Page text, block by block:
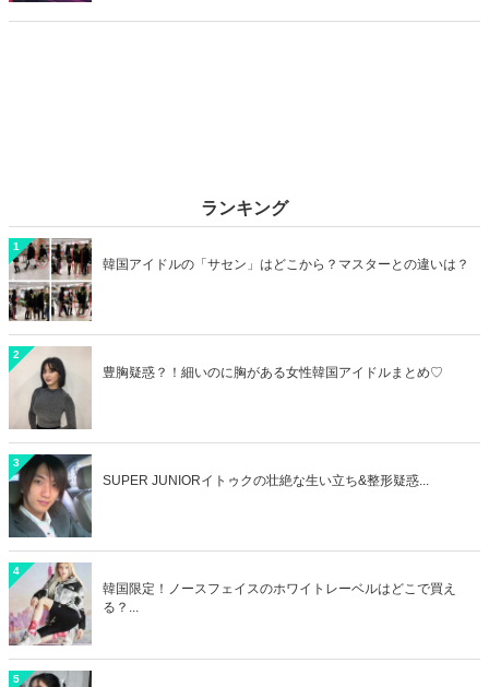
ランキング
1
韓国アイドルの「サセン」はどこから？マスターとの違いは？
2
豊胸疑惑？！細いのに胸がある女性韓国アイドルまとめ♡
3
SUPER JUNIORイトゥクの壮絶な生い立ち&整形疑惑...
4
韓国限定！ノースフェイスのホワイトレーベルはどこで買え
る？...
5